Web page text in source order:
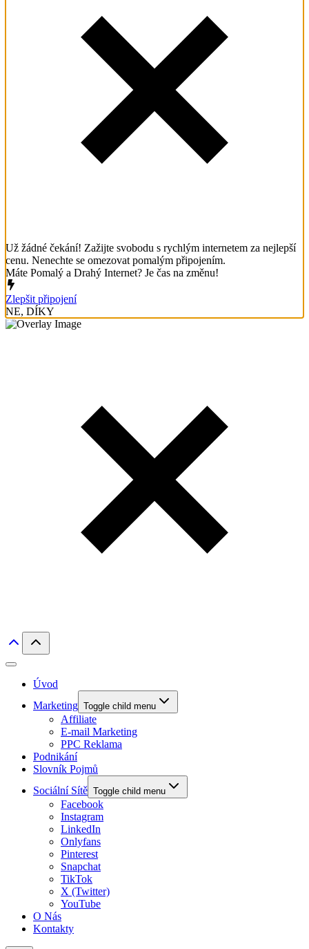
Už žádné čekání! Zažijte svobodu s rychlým internetem za nejlepší
cenu. Nenechte se omezovat pomalým připojením.
Máte Pomalý a Drahý Internet? Je čas na změnu!
Zlepšit připojení
NE, DÍKY
Úvod
Marketing Toggle child menu
Affiliate
E-mail Marketing
PPC Reklama
Podnikání
Slovník Pojmů
Sociální Sítě Toggle child menu
Facebook
Instagram
LinkedIn
Onlyfans
Pinterest
Snapchat
TikTok
X (Twitter)
YouTube
O Nás
Kontakty